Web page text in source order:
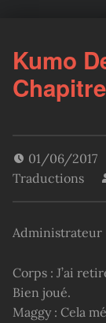
Kumo
01/06/2017
Traductions
Administrateur
Corps : J’ai
Bien joué.
Maggy : Cela